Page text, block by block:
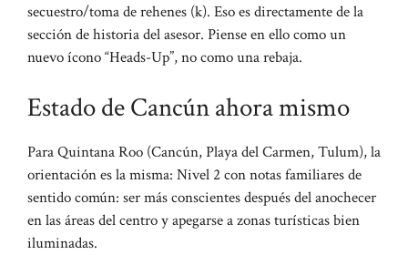
secuestro/toma de rehenes (k). Eso es directamente de la
sección de historia del asesor. Piense en ello como un
nuevo ícono “Heads-Up”, no como una rebaja.
Estado de Cancún ahora mismo
Para Quintana Roo (Cancún, Playa del Carmen, Tulum), la
orientación es la misma: Nivel 2 con notas familiares de
sentido común: ser más conscientes después del anochecer
en las áreas del centro y apegarse a zonas turísticas bien
iluminadas.